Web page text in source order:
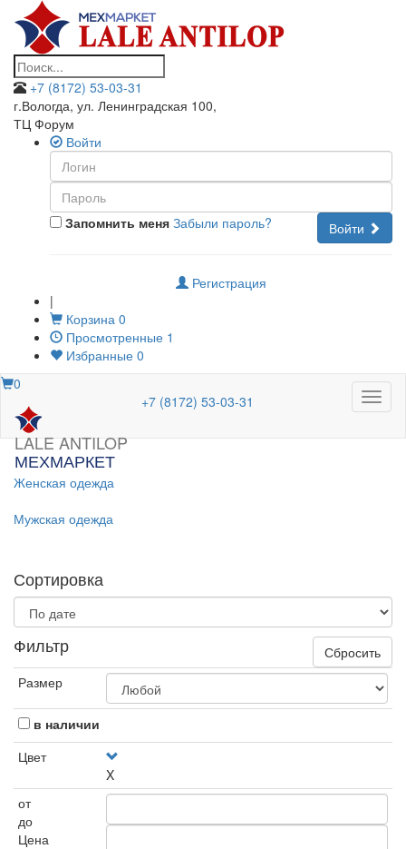
+7 (8172) 53-03-31
г.Вологда, ул. Ленинградская 100,
ТЦ Форум
Войти
Запомнить меня Войти
Забыли пароль?
Регистрация
|
Корзина 0
Просмотренные 1
Избранные 0
Меню
0
LALE ANTILOP
МЕХМАРКЕТ
+7 (8172) 53-03-31
Женская одежда
Мужская одежда
Сортировка
Фильтр
Сбросить
Размер
в наличии
Цвет
X
от
до
Цена